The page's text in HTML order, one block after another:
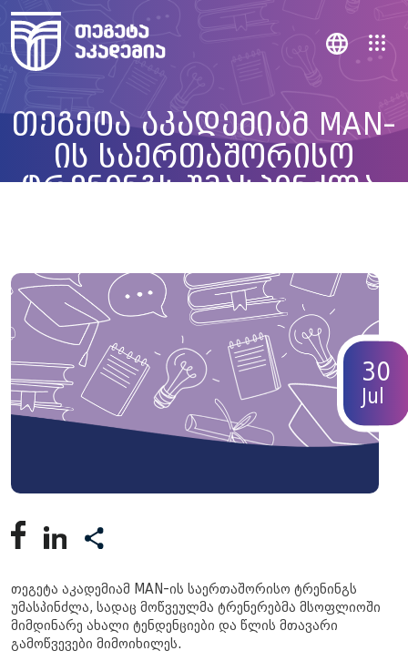
თეგეტა აკადემიამ MAN-
ის საერთაშორისო
ტრენინგს უმასპინძლა,
მიმდინარე ახალი
ტენდენციები და წლის
მთავარი გამოწვევები
მიმოიხილეს
30
Jul
თეგეტა აკადემიამ MAN-ის საერთაშორისო ტრენინგს
უმასპინძლა, სადაც მოწვეულმა ტრენერებმა მსოფლიოში
მიმდინარე ახალი ტენდენციები და წლის მთავარი
გამოწვევები მიმოიხილეს.